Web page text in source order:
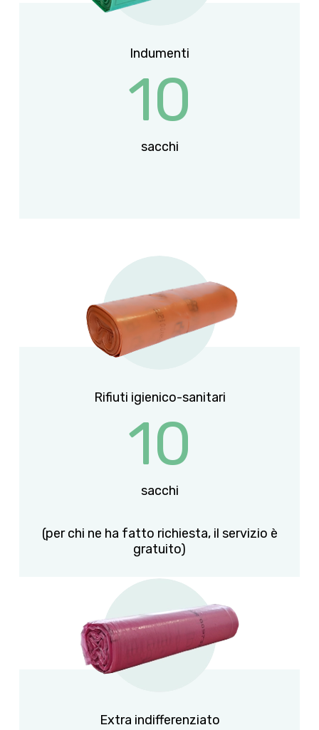
Indumenti
10
sacchi
Rifiuti igienico-sanitari
10
sacchi
(per chi ne ha fatto richiesta, il servizio è
gratuito)
Extra indifferenziato